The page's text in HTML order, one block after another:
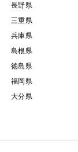
長野県
三重県
兵庫県
島根県
徳島県
福岡県
大分県